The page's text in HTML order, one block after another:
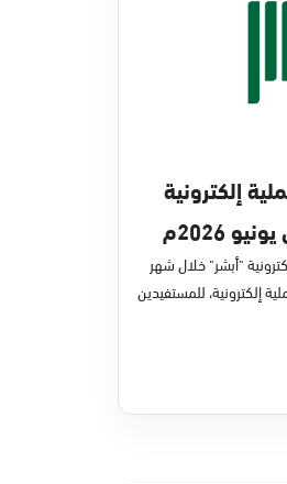
عملية إلكترونية
2026م
"أبشر" خلال شهر
الماضي 48,854,788 عملية إلكترونية، للمستفيدين